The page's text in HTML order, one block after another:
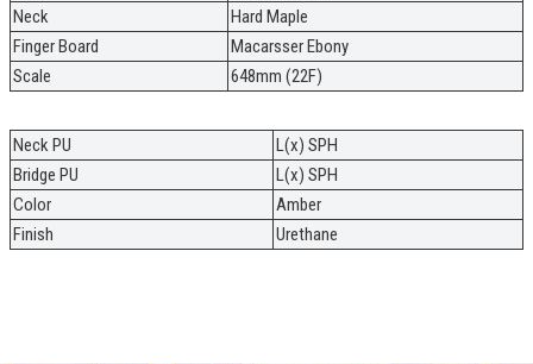
Neck
Hard Maple
Finger Board
Macarsser Ebony
Scale
648mm (22F)
Neck PU
L(x) SPH
Bridge PU
L(x) SPH
Color
Amber
Finish
Urethane